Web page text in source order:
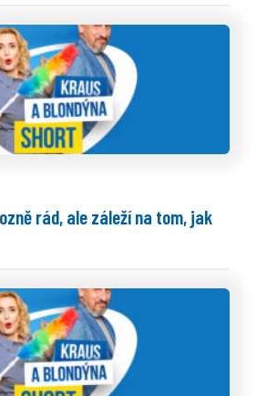
rád, ale záleží na tom, jak